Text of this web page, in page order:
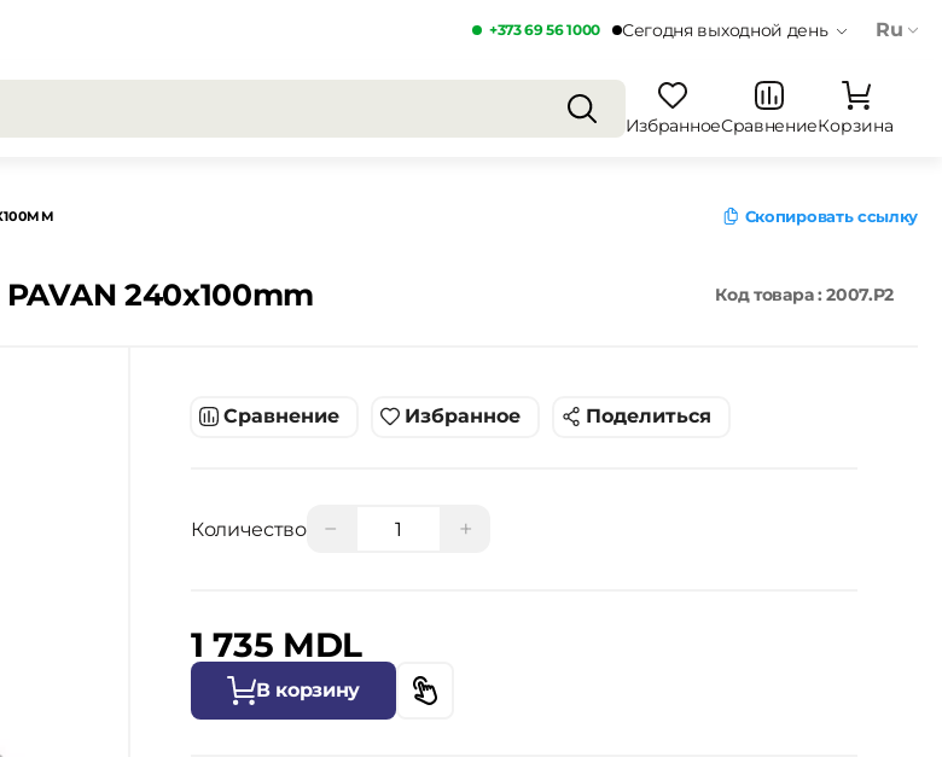
+373 69 56 1000 Сегодня выходной день Ru
ИзбранноеСравнениеКорзина
Скопировать ссылку
PAVAN 240x100mm Код товара : 2007.P2
Сравнение Избранное Поделиться
Количество − +
1 735 MDL
В корзину